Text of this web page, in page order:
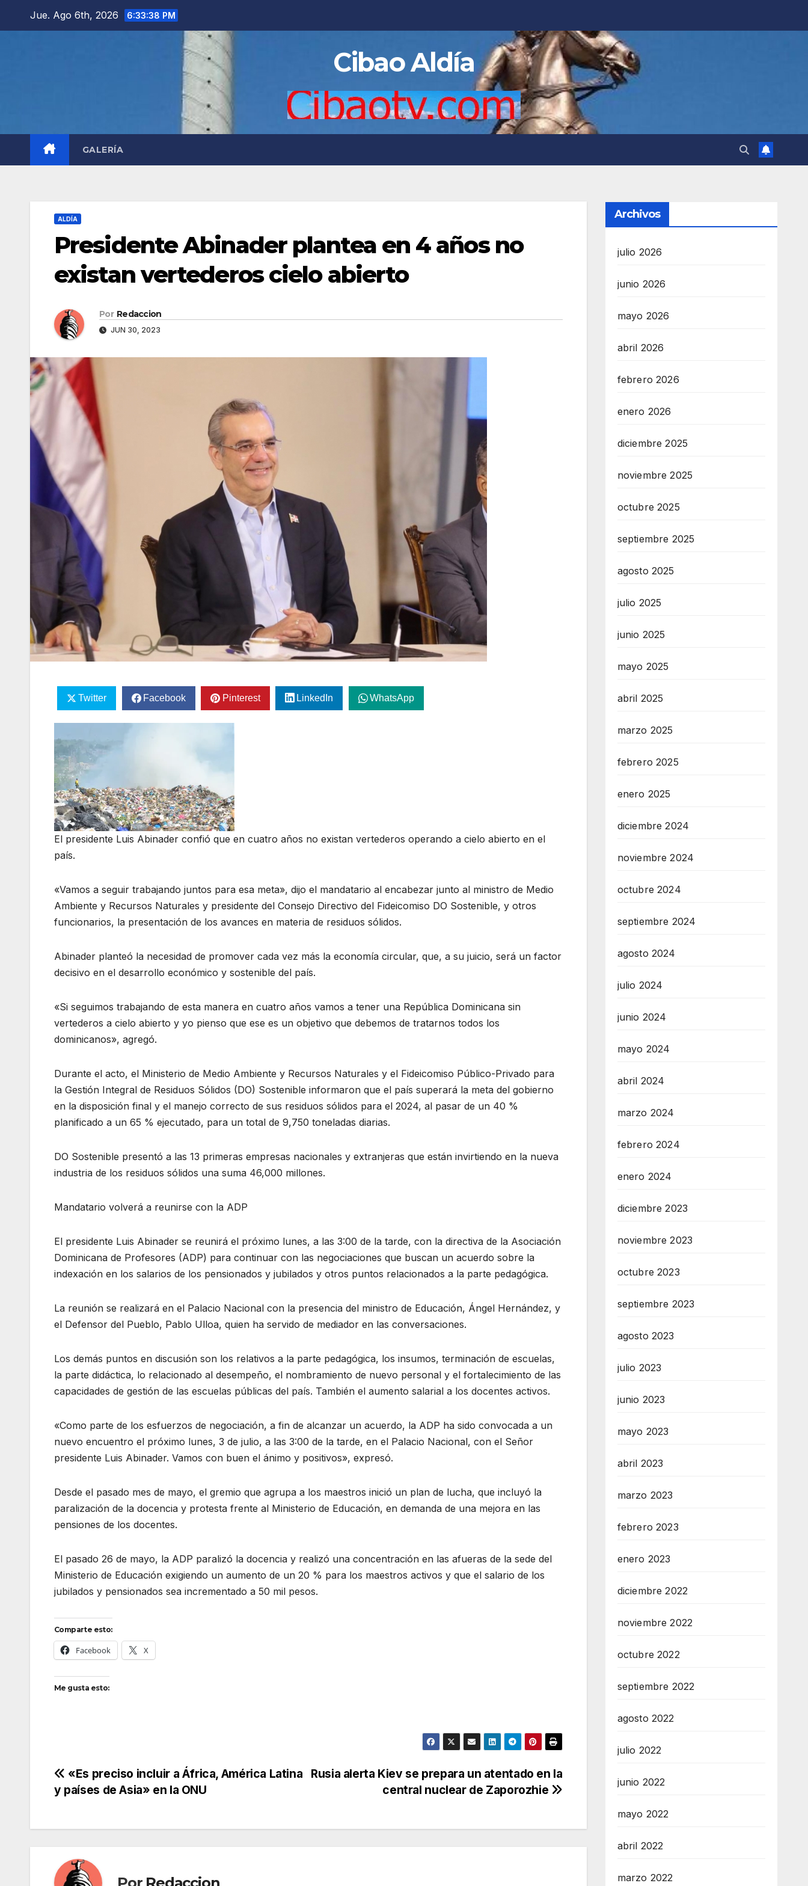
Jue. Ago 6th, 2026 6:33:40 PM
Cibao Aldía
GALERÍA
ALDÍA
Presidente Abinader plantea en 4 años no
existan vertederos cielo abierto
Por Redaccion
JUN 30, 2023
Twitter Facebook Pinterest LinkedIn WhatsApp
El presidente Luis Abinader confió que en cuatro años no existan vertederos operando a cielo abierto en el
país.
«Vamos a seguir trabajando juntos para esa meta», dijo el mandatario al encabezar junto al ministro de Medio
Ambiente y Recursos Naturales y presidente del Consejo Directivo del Fideicomiso DO Sostenible, y otros
funcionarios, la presentación de los avances en materia de residuos sólidos.
Abinader planteó la necesidad de promover cada vez más la economía circular, que, a su juicio, será un factor
decisivo en el desarrollo económico y sostenible del país.
«Si seguimos trabajando de esta manera en cuatro años vamos a tener una República Dominicana sin
vertederos a cielo abierto y yo pienso que ese es un objetivo que debemos de tratarnos todos los
dominicanos», agregó.
Durante el acto, el Ministerio de Medio Ambiente y Recursos Naturales y el Fideicomiso Público-Privado para
la Gestión Integral de Residuos Sólidos (DO) Sostenible informaron que el país superará la meta del gobierno
en la disposición final y el manejo correcto de sus residuos sólidos para el 2024, al pasar de un 40 %
planificado a un 65 % ejecutado, para un total de 9,750 toneladas diarias.
DO Sostenible presentó a las 13 primeras empresas nacionales y extranjeras que están invirtiendo en la nueva
industria de los residuos sólidos una suma 46,000 millones.
Mandatario volverá a reunirse con la ADP
El presidente Luis Abinader se reunirá el próximo lunes, a las 3:00 de la tarde, con la directiva de la Asociación
Dominicana de Profesores (ADP) para continuar con las negociaciones que buscan un acuerdo sobre la
indexación en los salarios de los pensionados y jubilados y otros puntos relacionados a la parte pedagógica.
La reunión se realizará en el Palacio Nacional con la presencia del ministro de Educación, Ángel Hernández, y
el Defensor del Pueblo, Pablo Ulloa, quien ha servido de mediador en las conversaciones.
Los demás puntos en discusión son los relativos a la parte pedagógica, los insumos, terminación de escuelas,
la parte didáctica, lo relacionado al desempeño, el nombramiento de nuevo personal y el fortalecimiento de las
capacidades de gestión de las escuelas públicas del país. También el aumento salarial a los docentes activos.
«Como parte de los esfuerzos de negociación, a fin de alcanzar un acuerdo, la ADP ha sido convocada a un
nuevo encuentro el próximo lunes, 3 de julio, a las 3:00 de la tarde, en el Palacio Nacional, con el Señor
presidente Luis Abinader. Vamos con buen el ánimo y positivos», expresó.
Desde el pasado mes de mayo, el gremio que agrupa a los maestros inició un plan de lucha, que incluyó la
paralización de la docencia y protesta frente al Ministerio de Educación, en demanda de una mejora en las
pensiones de los docentes.
El pasado 26 de mayo, la ADP paralizó la docencia y realizó una concentración en las afueras de la sede del
Ministerio de Educación exigiendo un aumento de un 20 % para los maestros activos y que el salario de los
jubilados y pensionados sea incrementado a 50 mil pesos.
Comparte esto:
Facebook X
Me gusta esto:
Navegación
de
entradas
Rusia alerta Kiev se prepara un atentado en la
central nuclear de Zaporozhie
«Es preciso incluir a África, América Latina
y países de Asia» en la ONU
Archivos
julio 2026
junio 2026
mayo 2026
abril 2026
febrero 2026
enero 2026
diciembre 2025
noviembre 2025
octubre 2025
septiembre 2025
agosto 2025
julio 2025
junio 2025
mayo 2025
abril 2025
marzo 2025
febrero 2025
enero 2025
diciembre 2024
noviembre 2024
octubre 2024
septiembre 2024
agosto 2024
julio 2024
junio 2024
mayo 2024
abril 2024
marzo 2024
febrero 2024
enero 2024
diciembre 2023
noviembre 2023
octubre 2023
septiembre 2023
agosto 2023
julio 2023
junio 2023
mayo 2023
abril 2023
marzo 2023
febrero 2023
enero 2023
diciembre 2022
noviembre 2022
octubre 2022
septiembre 2022
agosto 2022
julio 2022
junio 2022
mayo 2022
abril 2022
marzo 2022